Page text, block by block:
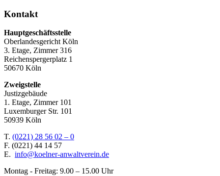
Kontakt
Hauptgeschäftsstelle
Oberlandesgericht Köln
3. Etage, Zimmer 316
Reichenspergerplatz 1
50670 Köln
Zweigstelle
Justizgebäude
1. Etage, Zimmer 101
Luxemburger Str. 101
50939 Köln
T. (0221) 28 56 02 – 0
F. (0221) 44 14 57
E. info@koelner-anwaltverein.de
Montag - Freitag: 9.00 – 15.00 Uhr